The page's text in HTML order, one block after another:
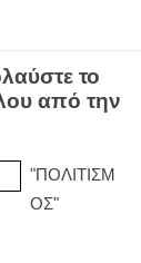
το
από την
"ΠΟΛΙΤΙΣΜ
ΟΣ"